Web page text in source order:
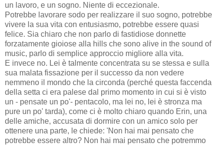
un lavoro, e un sogno. Niente di eccezionale.
Potrebbe lavorare sodo per realizzare il suo sogno, potrebbe
vivere la sua vita con entusiasmo, potrebbe essere quasi
felice. Sia chiaro che non parlo di fastidiose donnette
forzatamente gioiose alla hills che sono alive in the sound of
music, parlo di semplice approccio migliore alla vita.
E invece no. Lei è talmente concentrata su se stessa e sulla
sua malata fissazione per il successo da non vedere
nemmeno il mondo che la circonda (perché questa faccenda
della setta ci era palese dal primo momento in cui si è visto
un - pensate un po'- pentacolo, ma lei no, lei è stronza ma
pure un po' tarda), come ci è molto chiaro quando Erin, una
delle amiche, accusata di dormire con un amico solo per
ottenere una parte, le chiede: 'Non hai mai pensato che
potrebbe essere altro? Non hai mai pensato che potremmo